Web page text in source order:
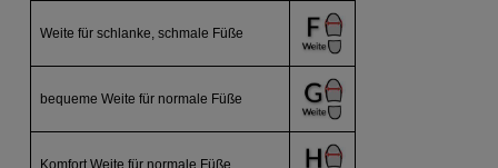
Weite für schlanke, schmale Füße
bequeme Weite für normale Füße